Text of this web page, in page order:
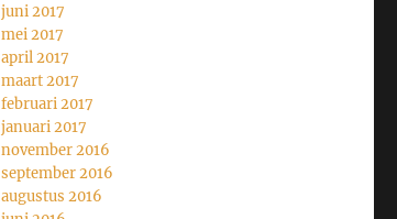
juni 2017
mei 2017
april 2017
maart 2017
februari 2017
januari 2017
november 2016
september 2016
augustus 2016